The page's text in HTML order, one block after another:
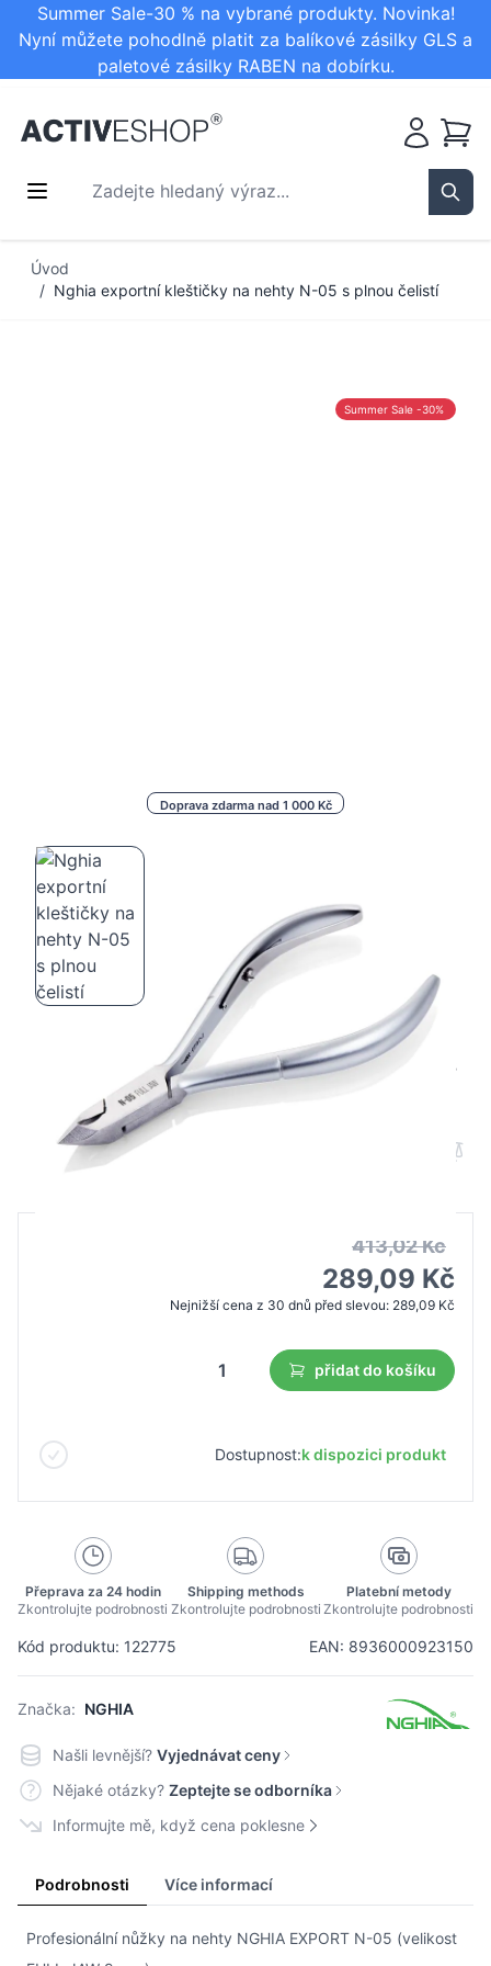
Summer Sale-30 % na vybrané produkty. Novinka!
Nyní můžete pohodlně platit za balíkové zásilky GLS a
paletové zásilky RABEN na dobírku.
Zadejte hledaný výraz...
Košík
Úvod
/ Nghia exportní kleštičky na nehty N-05 s plnou čelistí
Doprava zdarma nad 1 000 Kč
Summer Sale -30%
Nghia exportní kleštičky na nehty N-05 s
plnou čelistí
Kód produktu: 122775 EAN: 8936000923150
Značka: NGHIA
413,02 Kč
289,09 Kč
Nejnižší cena z 30 dnů před slevou: 289,09 Kč
přidat do košíku
Dostupnost:k dispozici produkt
Přeprava za 24 hodin
Zkontrolujte podrobnosti
Shipping methods
Zkontrolujte podrobnosti
Platební metody
Zkontrolujte podrobnosti
Našli levnější? Vyjednávat ceny
Nějaké otázky? Zeptejte se odborníka
Informujte mě, když cena poklesne
Podrobnosti Více informací
Profesionální nůžky na nehty NGHIA EXPORT N-05 (velikost